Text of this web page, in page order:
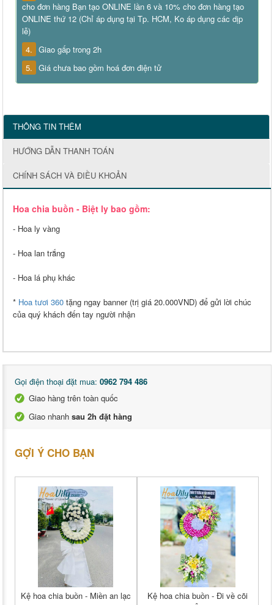
cho đơn hàng Bạn tạo ONLINE lần 6 và 10% cho đơn hàng tạo
ONLINE thứ 12 (Chỉ áp dụng tại Tp. HCM, Ko áp dụng các dịp
lễ)
4. Giao gấp trong 2h
5. Giá chưa bao gồm hoá đơn điện tử
THÔNG TIN THÊM
HƯỚNG DẪN THANH TOÁN
CHÍNH SÁCH VÀ ĐIỀU KHOẢN
Hoa chia buồn - Biệt ly bao gồm:
- Hoa ly vàng
- Hoa lan trắng
- Hoa lá phụ khác
* Hoa tươi 360 tặng ngay banner (trị giá 20.000VND) để gửi lời chúc
của quý khách đến tay người nhận
Gọi điện thoại đặt mua: 0962 794 486
Giao hàng trên toàn quốc
Giao nhanh sau 2h đặt hàng
GỢI Ý CHO BẠN
Kệ hoa chia buồn - Miền an lạc
Kệ hoa chia buồn - Đi về cõi